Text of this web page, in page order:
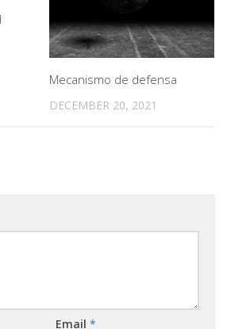
Mecanismo de defensa
DECEMBER 20, 2021
Email *